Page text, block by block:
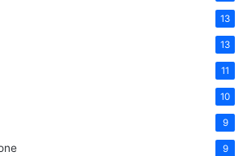
13
13
11
10
9
9